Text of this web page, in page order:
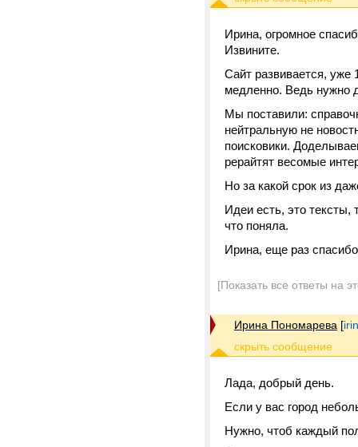
Ирина, огромное
Извините.
Сайт развивается, уже
медленно. Ведь нужно
Мы поставили:
нейтральную не
поисковики.
рерайтят весомые
Но за какой срок из
Идеи есть, это тексты,
что поняла.
Ирина, еще раз
[Показать все ответы на
Ирина Пономарева [
Лада, добрый день.
Если у вас город
Нужно, чтоб каждый